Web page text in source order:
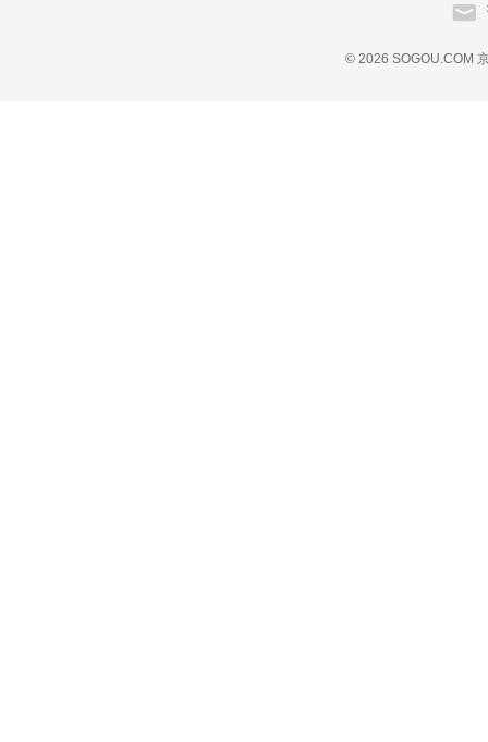
© 2026 SOGOU.COM